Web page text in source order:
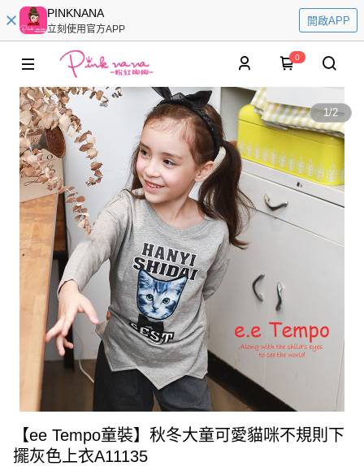
PINKNANA
立刻使用官方APP
開啟APP
0
1/2
【ee Tempo童裝】秋冬大童可愛貓咪不規則下
擺灰色上衣A11135